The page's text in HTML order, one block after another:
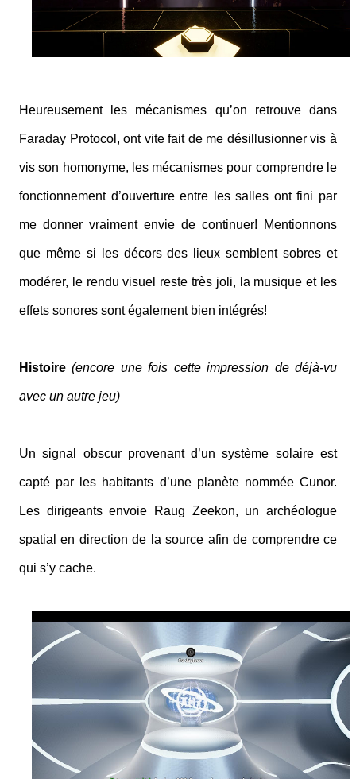
Heureusement les mécanismes qu’on retrouve dans
Faraday Protocol, ont vite fait de me désillusionner vis à
vis son homonyme, les mécanismes pour comprendre le
fonctionnement d’ouverture entre les salles ont fini par
me donner vraiment envie de continuer! Mentionnons
que même si les décors des lieux semblent sobres et
modérer, le rendu visuel reste très joli, la musique et les
effets sonores sont également bien intégrés!
Histoire(encore une fois cette impression de déjà-vu
avec un autre jeu)
Un signal obscur provenant d’un système solaire est
capté par les habitants d’une planète nommée Cunor.
Les dirigeants envoie Raug Zeekon, un archéologue
spatial en direction de la source afin de comprendre ce
qui s’y cache.